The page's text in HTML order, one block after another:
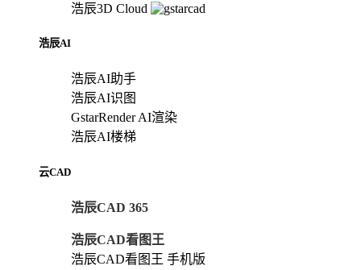
浩辰3D Cloud
浩辰AI
浩辰AI助手
浩辰AI识图
GstarRender AI渲染
浩辰AI楼梯
云CAD
浩辰CAD 365
浩辰CAD看图王
浩辰CAD看图王 手机版